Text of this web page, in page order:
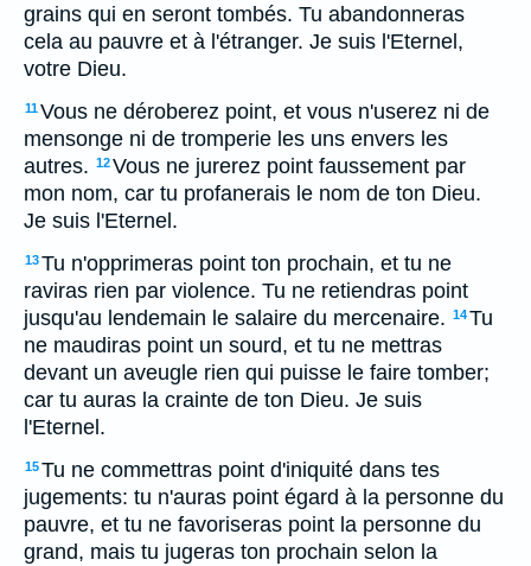
grains qui en seront tombés. Tu abandonneras
cela au pauvre et à l'étranger. Je suis l'Eternel,
votre Dieu.
11Vous ne déroberez point, et vous n'userez ni de
mensonge ni de tromperie les uns envers les
autres. 12Vous ne jurerez point faussement par
mon nom, car tu profanerais le nom de ton Dieu.
Je suis l'Eternel.
13Tu n'opprimeras point ton prochain, et tu ne
raviras rien par violence. Tu ne retiendras point
jusqu'au lendemain le salaire du mercenaire. 14Tu
ne maudiras point un sourd, et tu ne mettras
devant un aveugle rien qui puisse le faire tomber;
car tu auras la crainte de ton Dieu. Je suis
l'Eternel.
15Tu ne commettras point d'iniquité dans tes
jugements: tu n'auras point égard à la personne du
pauvre, et tu ne favoriseras point la personne du
grand, mais tu jugeras ton prochain selon la